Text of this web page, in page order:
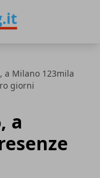
a Milano 123mila
giorni
a